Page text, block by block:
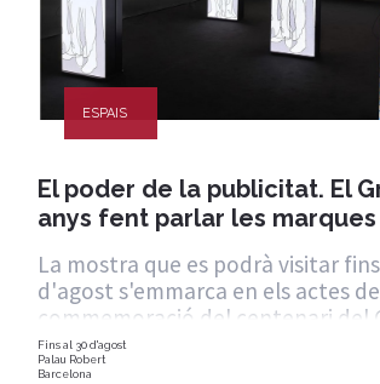
ESPAIS
El poder de la publicitat. El
anys fent parlar les marques
La mostra que es podrà visitar
d'agost s'emmarca en els actes de
commemoració del centenari del
Publicitat, Co
Fins al 30 d'agost
Palau Robert
Barcelona